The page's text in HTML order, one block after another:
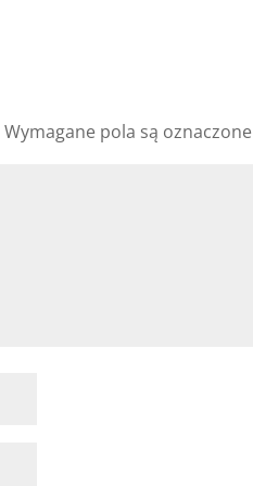
Wymagane pola są oznaczone